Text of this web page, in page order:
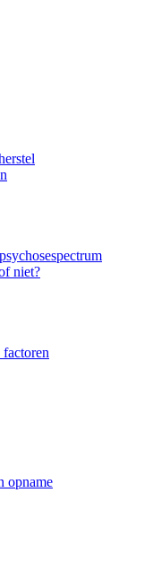
niet?
opname